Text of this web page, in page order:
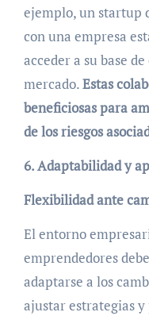
ejemplo, un startup
con una empresa
acceder a su base
mercado.Estas
beneficiosas para
de los riesgos
6. Adaptabilidad y
Flexibilidad ante
El entorno
emprendedores
adaptarse a los
ajustar estrategias y